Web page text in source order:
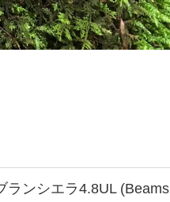
ランシエラ4.8UL (Beams